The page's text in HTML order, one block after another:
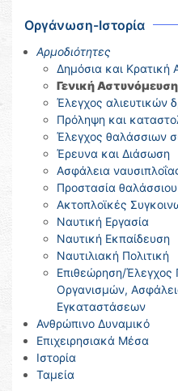
Οργάνωση-Ιστορία
Αρμοδιότητες
Δημόσια και Κρατική
Γενική
Έλεγχος αλιευτικών
Πρόληψη και
Έλεγχος θαλάσσιων
Έρευνα και Διάσωση
Ασφάλεια
Προστασία
Ακτοπλοϊκές
Ναυτική Εργασία
Ναυτική Εκπαίδευση
Ναυτιλιακή Πολιτική
Επιθεώρηση/Έλεγχος
Οργανισμών,
Εγκαταστάσεων
Ανθρώπινο Δυναμικό
Επιχειρησιακά Μέσα
Ιστορία
Ταμεία